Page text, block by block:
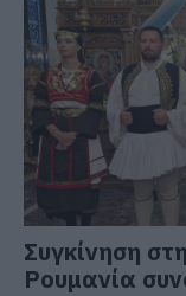
Συγκίνηση
Ρουμανία